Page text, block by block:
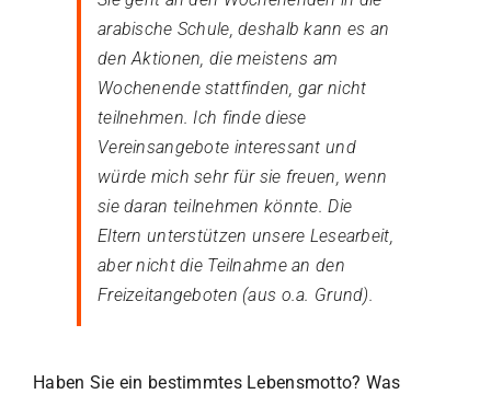
arabische Schule, deshalb kann es an
den Aktionen, die meistens am
Wochenende stattfinden, gar nicht
teilnehmen. Ich finde diese
Vereinsangebote interessant und
würde mich sehr für sie freuen, wenn
sie daran teilnehmen könnte. Die
Eltern unterstützen unsere Lesearbeit,
aber nicht die Teilnahme an den
Freizeitangeboten (aus o.a. Grund).
Haben Sie ein bestimmtes Lebensmotto? Was